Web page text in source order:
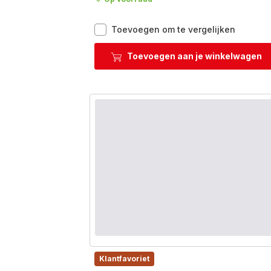
Toevoegen om te vergelijkenOptiGrill
4in1
XL
met
Toevoegen aan je winkelwagen
Klantfavoriet